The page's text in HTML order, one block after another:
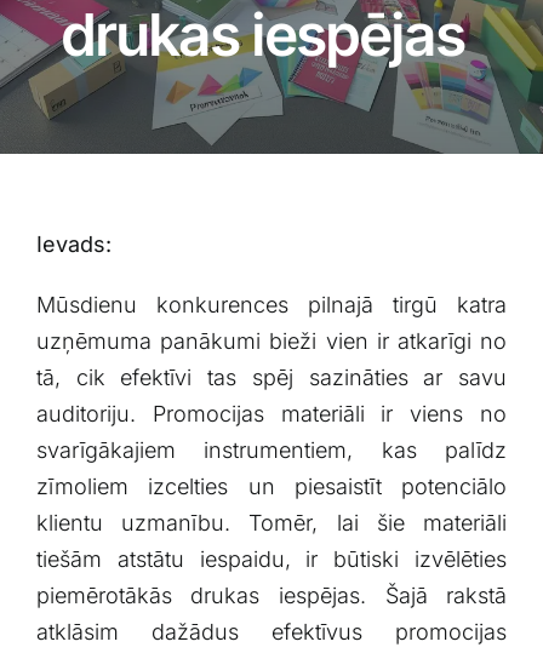
Blogs
Attēlu galerija
Par mums
Vakances
BUJ
Kontakti
Klientu portāls
drukas iespējas
Ievads:
Mūsdienu konkurences pilnajā tirgū katra
uzņēmuma panākumi bieži ‌vien ir atkarīgi no
tā, cik efektīvi tas spēj sazināties ⁤ar savu
⁢auditoriju. Promocijas ‌materiāli ir viens no
svarīgākajiem instrumentiem, kas palīdz​
zīmoliem ⁢izcelties​ un piesaistīt potenciālo
klientu uzmanību. Tomēr,⁢ lai šie materiāli
tiešām atstātu⁣ iespaidu, ir būtiski izvēlēties
piemērotākās drukas ​iespējas. Šajā rakstā
atklāsim‍ dažādus efektīvus promocijas⁣